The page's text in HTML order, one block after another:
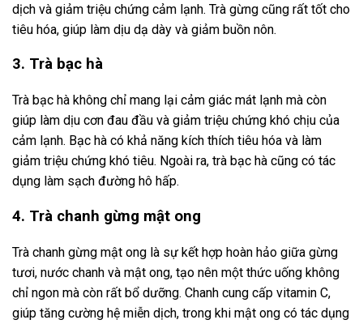
dịch và giảm triệu chứng cảm lạnh. Trà gừng cũng rất tốt cho
tiêu hóa, giúp làm dịu dạ dày và giảm buồn nôn.
3. Trà bạc hà
Trà bạc hà không chỉ mang lại cảm giác mát lạnh mà còn
giúp làm dịu cơn đau đầu và giảm triệu chứng khó chịu của
cảm lạnh. Bạc hà có khả năng kích thích tiêu hóa và làm
giảm triệu chứng khó tiêu. Ngoài ra, trà bạc hà cũng có tác
dụng làm sạch đường hô hấp.
4. Trà chanh gừng mật ong
Trà chanh gừng mật ong là sự kết hợp hoàn hảo giữa gừng
tươi, nước chanh và mật ong, tạo nên một thức uống không
chỉ ngon mà còn rất bổ dưỡng. Chanh cung cấp vitamin C,
giúp tăng cường hệ miễn dịch, trong khi mật ong có tác dụng